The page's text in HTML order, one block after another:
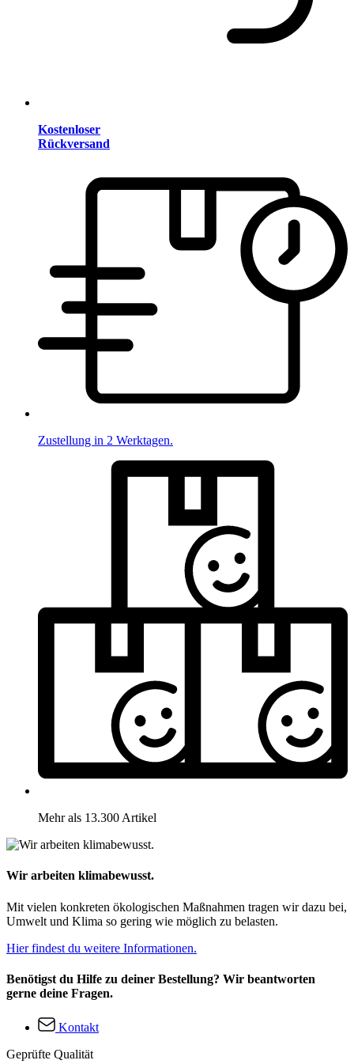
Kostenloser
Rückversand
Zustellung in 2 Werktagen.
Mehr als 13.300 Artikel
Wir arbeiten klimabewusst.
Mit vielen konkreten ökologischen Maßnahmen tragen wir dazu bei,
Umwelt und Klima so gering wie möglich zu belasten.
Hier findest du weitere Informationen.
Benötigst du Hilfe zu deiner Bestellung? Wir beantworten
gerne deine Fragen.
Kontakt
Geprüfte Qualität